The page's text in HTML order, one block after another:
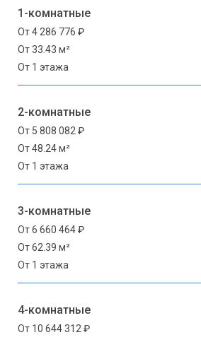
1-комнатные
От 4 286 776 ₽
От 33.43 м²
От 1 этажа
2-комнатные
От 5 808 082 ₽
От 48.24 м²
От 1 этажа
3-комнатные
От 6 660 464 ₽
От 62.39 м²
От 1 этажа
4-комнатные
От 10 644 312 ₽